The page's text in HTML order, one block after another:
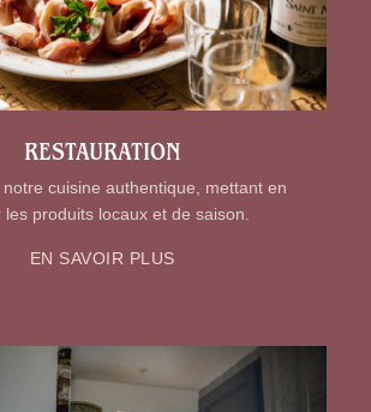
RESTAURATION
cuisine authentique, mettant en
les produits locaux et de saison.
EN SAVOIR PLUS